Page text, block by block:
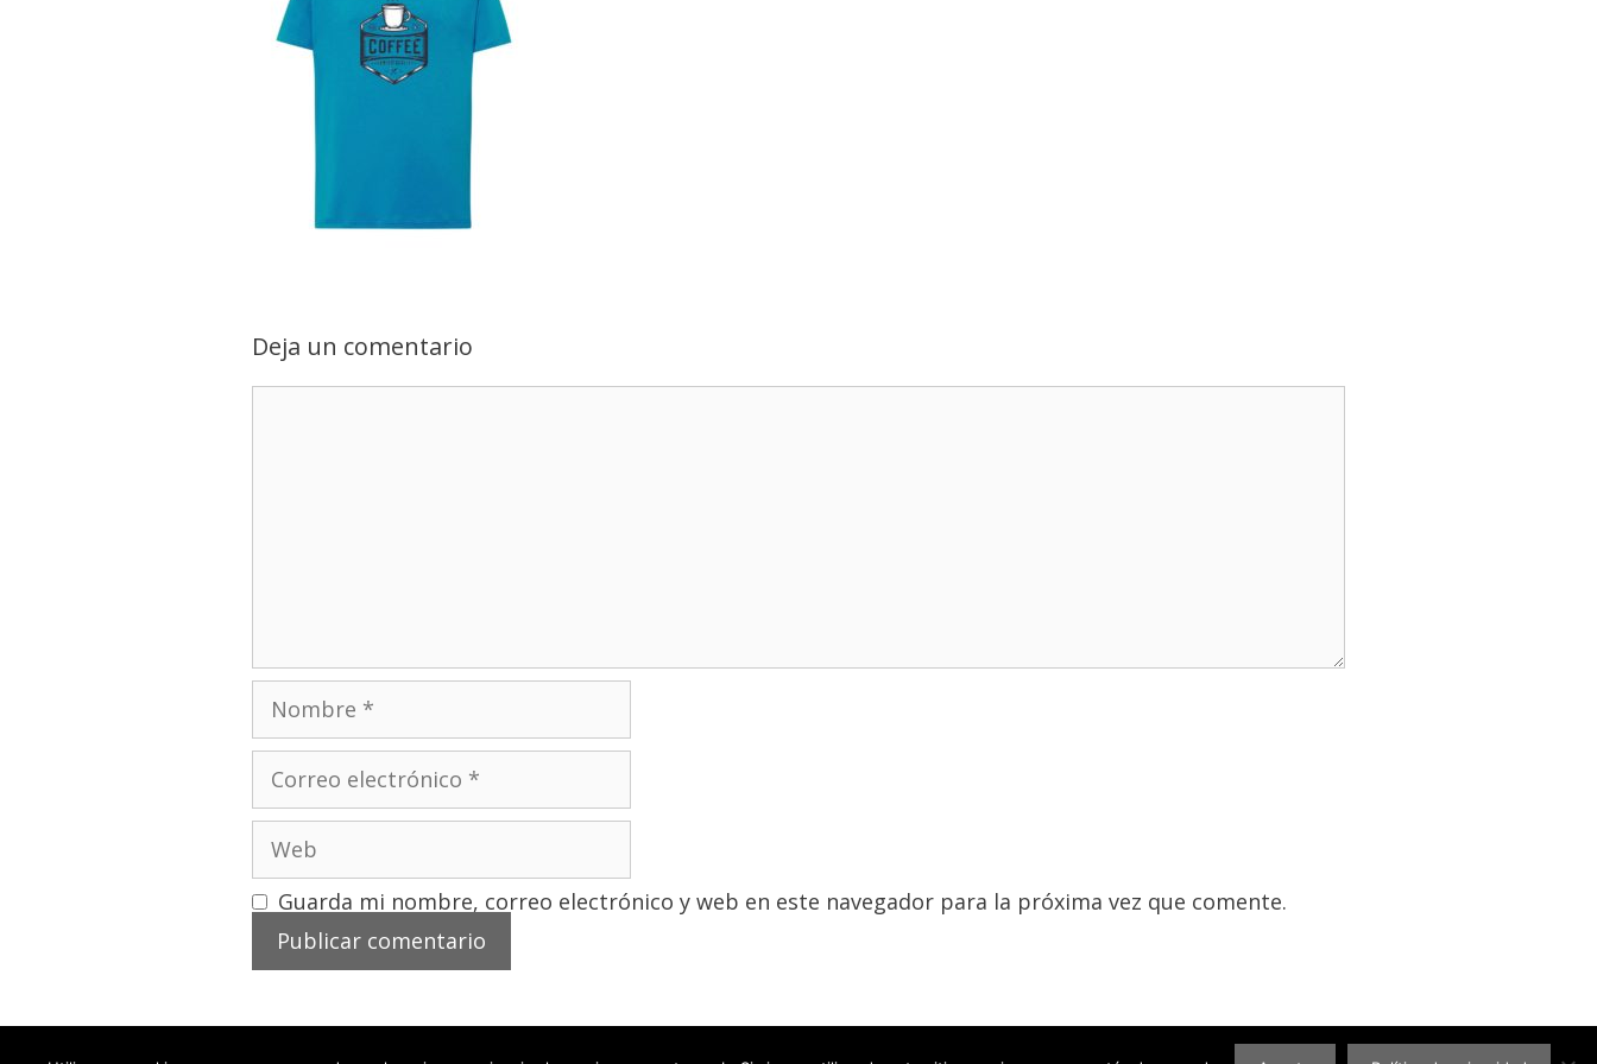
Deja un comentario
Guarda mi nombre, correo electrónico y web en este navegador para la próxima vez que comente.